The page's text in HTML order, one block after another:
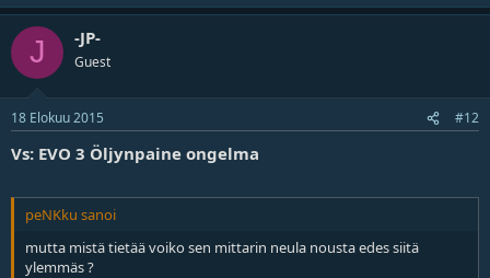
J -JP-
Guest
18 Elokuu 2015 #12
Vs: EVO 3 Öljynpaine ongelma
peNKku sanoi
mutta mistä tietää voiko sen mittarin neula nousta edes siitä
ylemmäs ?